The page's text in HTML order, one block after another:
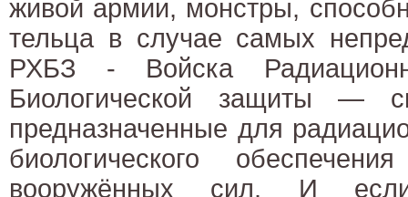
живой армии, монстры,
тельца в случае самых
РХБЗ - Войска
Биологической защиты —
предназначенные для
биологического
вооружённых сил. И